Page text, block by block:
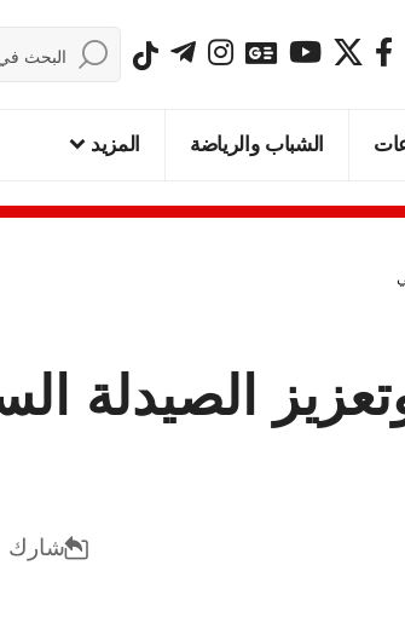
الشباب والرياضة المزيد
الصيدلة
شارك